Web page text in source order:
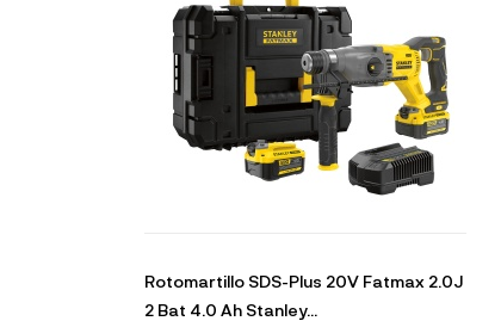
Rotomartillo SDS-Plus 20V Fatmax 2.0J
2 Bat 4.0 Ah Stanley...